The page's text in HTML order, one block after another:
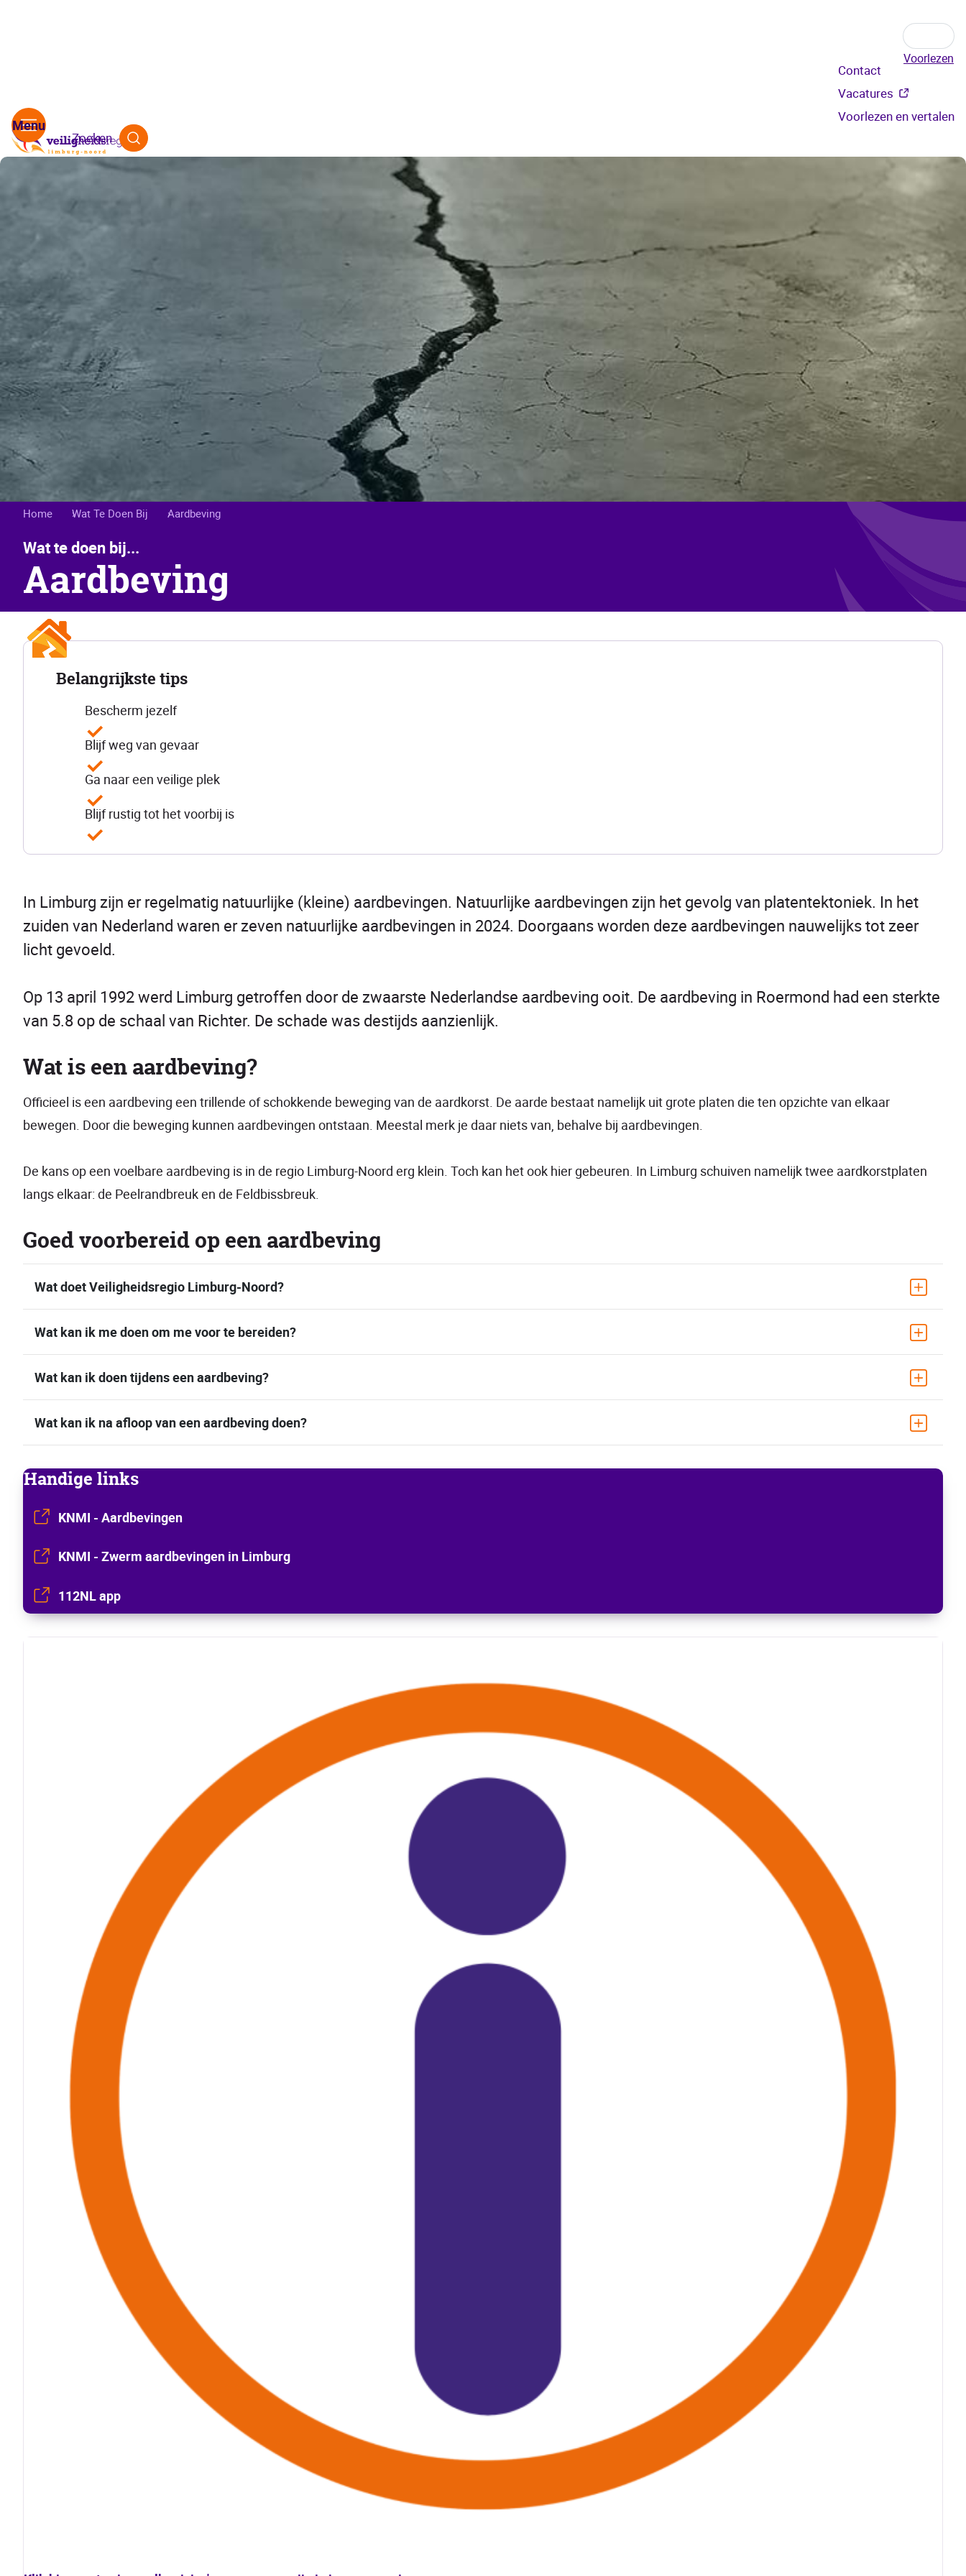
Voorlezen
Secundair
menu
Contact
Vacatures
Voorlezen en vertalen
Zoeken
Kruimelpad
Home Wat Te Doen Bij Aardbeving
Wat te doen bij...
Aardbeving
Belangrijkste tips
Bescherm jezelf
Blijf weg van gevaar
Ga naar een veilige plek
Blijf rustig tot het voorbij is
In Limburg zijn er regelmatig natuurlijke (kleine) aardbevingen. Natuurlijke aardbevingen zijn het gevolg van platentektoniek. In het
zuiden van Nederland waren er zeven natuurlijke aardbevingen in 2024. Doorgaans worden deze aardbevingen nauwelijks tot zeer
licht gevoeld.
Op 13 april 1992 werd Limburg getroffen door de zwaarste Nederlandse aardbeving ooit. De aardbeving in Roermond had een sterkte
van 5.8 op de schaal van Richter. De schade was destijds aanzienlijk.
Wat is een aardbeving?
Officieel is een aardbeving een trillende of schokkende beweging van de aardkorst. De aarde bestaat namelijk uit grote platen die ten opzichte van elkaar
bewegen. Door die beweging kunnen aardbevingen ontstaan. Meestal merk je daar niets van, behalve bij aardbevingen.
De kans op een voelbare aardbeving is in de regio Limburg-Noord erg klein. Toch kan het ook hier gebeuren. In Limburg schuiven namelijk twee aardkorstplaten
langs elkaar: de Peelrandbreuk en de Feldbissbreuk.
Goed voorbereid op een aardbeving
Wat doet Veiligheidsregio Limburg-Noord?
Wat kan ik me doen om me voor te bereiden?
Wat kan ik doen tijdens een aardbeving?
Wat kan ik na afloop van een aardbeving doen?
Handige links
KNMI - Aardbevingen
KNMI - Zwerm aardbevingen in Limburg
112NL app